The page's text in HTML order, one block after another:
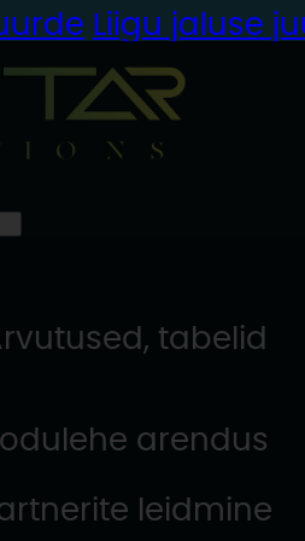
Liigu jaluse
tabelid
arendus
leidmine